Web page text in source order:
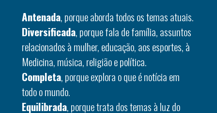
Antenada, porque aborda todos os temas atuais.
Diversificada, porque fala de família, assuntos
relacionados à mulher, educação, aos esportes, à
Medicina, música, religião e política.
Completa, porque explora o que é notícia em
todo o mundo.
Equilibrada, porque trata dos temas à luz do